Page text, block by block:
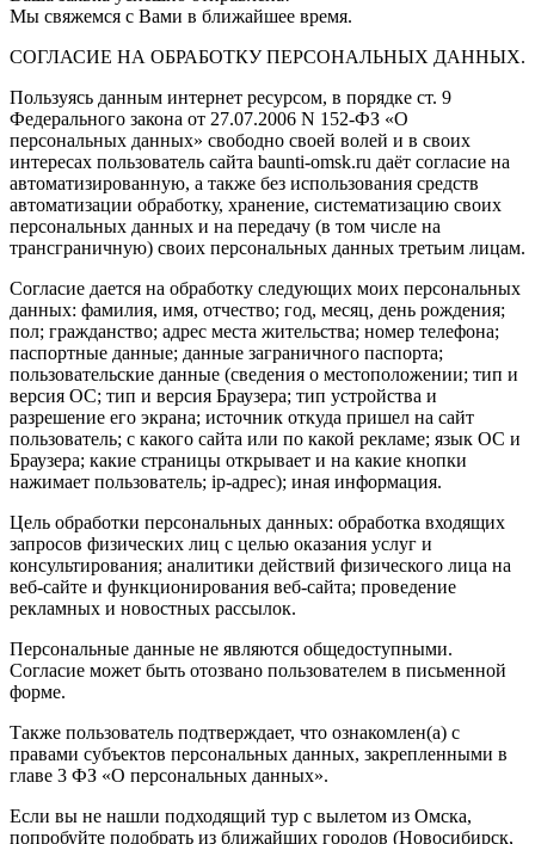
Мы свяжемся с Вами в ближайшее время.
СОГЛАСИЕ НА ОБРАБОТКУ ПЕРСОНАЛЬНЫХ ДАННЫХ.
Пользуясь данным интернет ресурсом, в порядке ст. 9
Федерального закона от 27.07.2006 N 152-ФЗ «О
персональных данных» свободно своей волей и в своих
интересах пользователь сайта baunti-omsk.ru даёт согласие на
автоматизированную, а также без использования средств
автоматизации обработку, хранение, систематизацию своих
персональных данных и на передачу (в том числе на
трансграничную) своих персональных данных третьим лицам.
Согласие дается на обработку следующих моих персональных
данных: фамилия, имя, отчество; год, месяц, день рождения;
пол; гражданство; адрес места жительства; номер телефона;
паспортные данные; данные заграничного паспорта;
пользовательские данные (сведения о местоположении; тип и
версия ОС; тип и версия Браузера; тип устройства и
разрешение его экрана; источник откуда пришел на сайт
пользователь; с какого сайта или по какой рекламе; язык ОС и
Браузера; какие страницы открывает и на какие кнопки
нажимает пользователь; ip-адрес); иная информация.
Цель обработки персональных данных: обработка входящих
запросов физических лиц с целью оказания услуг и
консультирования; аналитики действий физического лица на
веб-сайте и функционирования веб-сайта; проведение
рекламных и новостных рассылок.
Персональные данные не являются общедоступными.
Согласие может быть отозвано пользователем в письменной
форме.
Также пользователь подтверждает, что ознакомлен(а) с
правами субъектов персональных данных, закрепленными в
главе 3 ФЗ «О персональных данных».
Если вы не нашли подходящий тур с вылетом из Омска,
попробуйте подобрать из ближайших городов (Новосибирск,